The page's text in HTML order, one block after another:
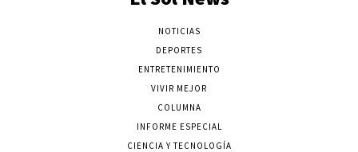
NOTICIAS
DEPORTES
ENTRETENIMIENTO
VIVIR MEJOR
COLUMNA
INFORME ESPECIAL
CIENCIA Y TECNOLOGÍA